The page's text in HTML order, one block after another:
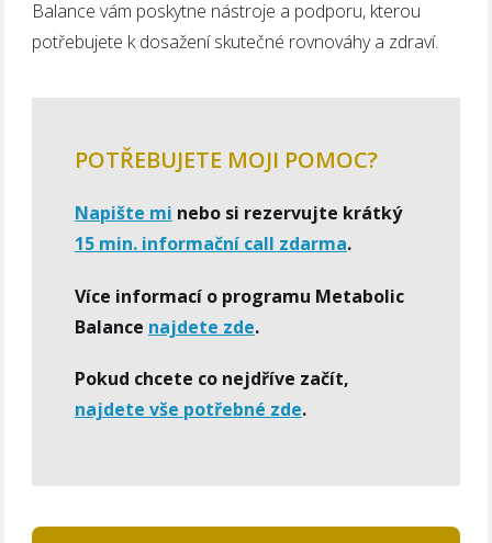
Balance vám poskytne nástroje a podporu, kterou
potřebujete k dosažení skutečné rovnováhy a zdraví.
POTŘEBUJETE MOJI POMOC?
Napište mi nebo si rezervujte krátký
15 min. informační call zdarma.
Více informací o programu Metabolic
Balance najdete zde.
Pokud chcete co nejdříve začít,
najdete vše potřebné zde.